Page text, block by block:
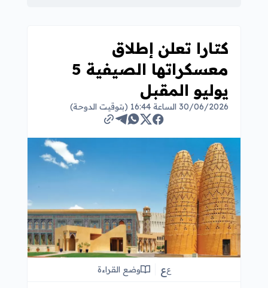
كتارا تعلن إطلاق
معسكراتها الصيفية 5
يوليو المقبل
30/06/2026 الساعة 16:44 (بتوقيت الدوحة)
عع وضع القراءة